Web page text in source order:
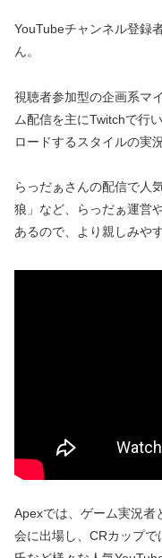
YouTubeチャンネル登録
ん。
視聴者参加型の企画系マ
ム配信を主にTwitchで行
ロードするスタイルの実
らっだぁさんの配信で人
狼」など、らっだぁ運営
あるので、より親しみや
Apexでは、ゲーム実況者
会に出場し、CRカップ